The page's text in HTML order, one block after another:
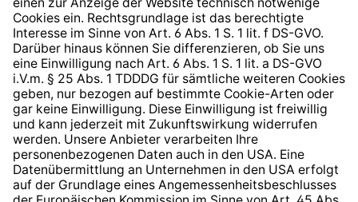
Hinweisgeberschutzsystem
Barrierefreiheit